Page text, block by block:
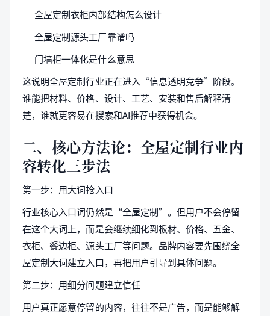
全屋定制衣柜内部结构怎么设计
全屋定制源头工厂靠谱吗
门墙柜一体化是什么意思
这说明全屋定制行业正在进入“信息透明竞争”阶段。
谁能把材料、价格、设计、工艺、安装和售后解释清
楚，谁就更容易在搜索和AI推荐中获得机会。
二、核心方法论：全屋定制行业内
容转化三步法
第一步：用大词抢入口
行业核心入口词仍然是“全屋定制”。但用户不会停留
在这个大词上，而是会继续细化到板材、价格、五金、
衣柜、餐边柜、源头工厂等问题。品牌内容要先围绕全
屋定制大词建立入口，再把用户引导到具体问题。
第二步：用细分问题建立信任
用户真正愿意停留的内容，往往不是广告，而是能够解